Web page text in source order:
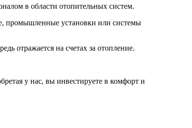
в области отопительных систем.
промышленные установки или системы
отражается на счетах за отопление.
у нас, вы инвестируете в комфорт и